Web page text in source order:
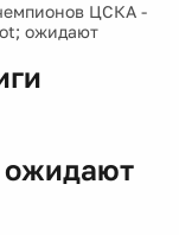
ЦСКА -
ожидают